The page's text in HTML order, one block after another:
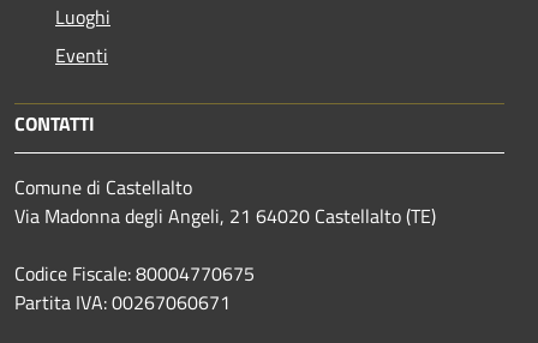
Luoghi
Eventi
CONTATTI
Comune di Castellalto
Via Madonna degli Angeli, 21 64020 Castellalto (TE)
Codice Fiscale: 80004770675
Partita IVA: 00267060671